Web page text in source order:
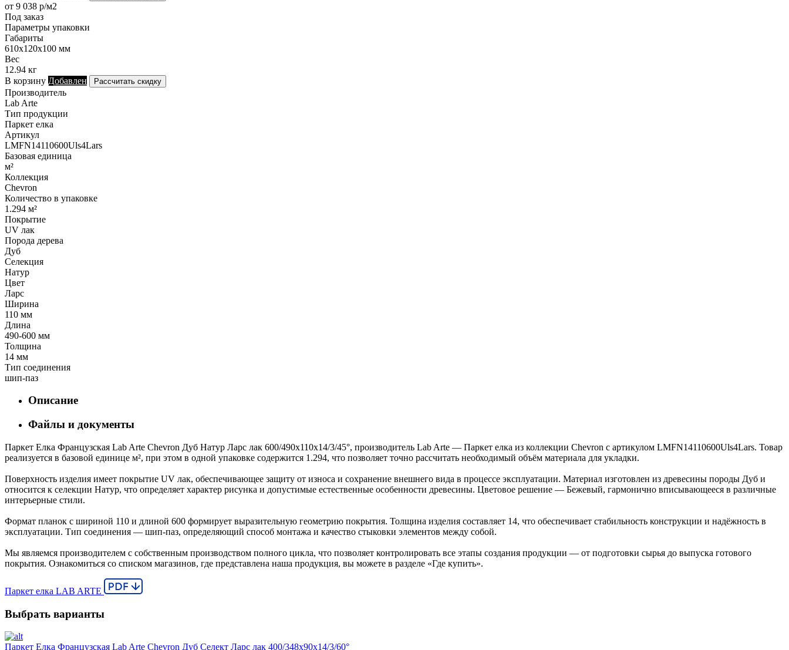
от 9 038 р/м2
Под заказ
Параметры упаковки
Габариты
610х120х100 мм
Вес
12.94 кг
В корзину Добавлен Рассчитать скидку
Производитель
Lab Arte
Тип продукции
Паркет елка
Артикул
LMFN14110600Uls4Lars
Базовая единица
м²
Коллекция
Chevron
Количество в упаковке
1.294 м²
Покрытие
UV лак
Порода дерева
Дуб
Селекция
Натур
Цвет
Ларс
Ширина
110 мм
Длина
490-600 мм
Толщина
14 мм
Тип соединения
шип-паз
Описание
Файлы и документы
Паркет Елка Французская Lab Arte Chevron Дуб Натур Ларс лак 600/490х110х14/3/45°, производитель Lab Arte — Паркет елка из коллекции Chevron с артикулом LMFN14110600Uls4Lars. Товар
реализуется в базовой единице м², при этом в одной упаковке содержится 1.294, что позволяет точно рассчитать необходимый объём материала для укладки.
Поверхность изделия имеет покрытие UV лак, обеспечивающее защиту от износа и сохранение внешнего вида в процессе эксплуатации. Материал изготовлен из древесины породы Дуб и
относится к селекции Натур, что определяет характер рисунка и допустимые естественные особенности древесины. Цветовое решение — Бежевый, гармонично вписывающееся в различные
интерьерные стили.
Формат планок с шириной 110 и длиной 600 формирует выразительную геометрию покрытия. Толщина изделия составляет 14, что обеспечивает стабильность конструкции и надёжность в
эксплуатации. Тип соединения — шип-паз, определяющий способ монтажа и качество стыковки элементов между собой.
Мы являемся производителем с собственным производством полного цикла, что позволяет контролировать все этапы создания продукции — от подготовки сырья до выпуска готового
покрытия. Ознакомиться со списком магазинов, где представлена наша продукция, вы можете в разделе «Где купить».
Паркет елка LAB ARTE
Выбрать варианты
Паркет Елка Французская Lab Arte Chevron Дуб Селект Ларс лак 400/348х90х14/3/60°